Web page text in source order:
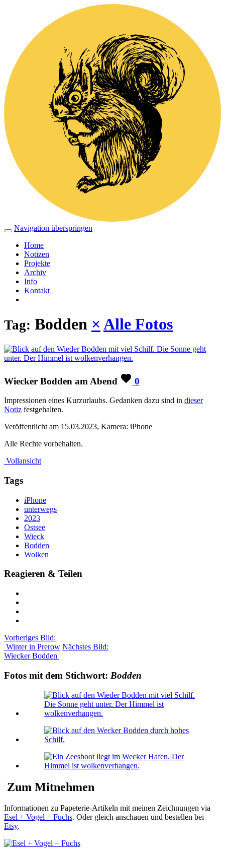
Navigation überspringen
Home
Notizen
Projekte
Archiv
Info
Kontakt
Tag: Bodden × Alle Fotos
Wiecker Bodden am Abend 0
Impressionen eines Kurzurlaubs. Gedanken dazu sind in dieser
Notiz festgehalten.
Veröffentlicht am 15.03.2023, Kamera: iPhone
Alle Rechte vorbehalten.
Vollansicht
Tags
iPhone
unterwegs
2023
Ostsee
Wieck
Bodden
Wolken
Reagieren & Teilen
Vorheriges Bild:
Winter in Prerow Nächstes Bild:
Wiecker Bodden
Fotos mit dem Stichwort: Bodden
Zum Mitnehmen
Informationen zu Papeterie-Artikeln mit meinen Zeichnungen via
Esel + Vogel + Fuchs. Oder gleich anschauen und bestellen bei
Etsy.